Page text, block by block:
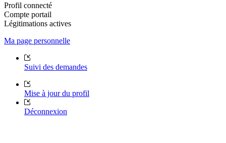
Profil connecté
Compte portail
Légitimations actives
Ma page personnelle
Suivi des demandes
Mise à jour du profil
Déconnexion